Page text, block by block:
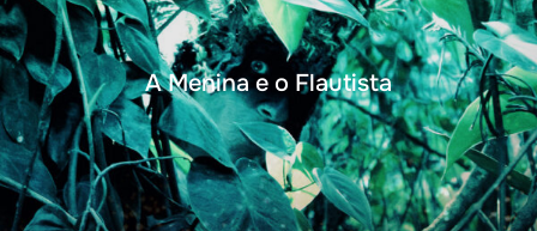
A Menina e o Flautista